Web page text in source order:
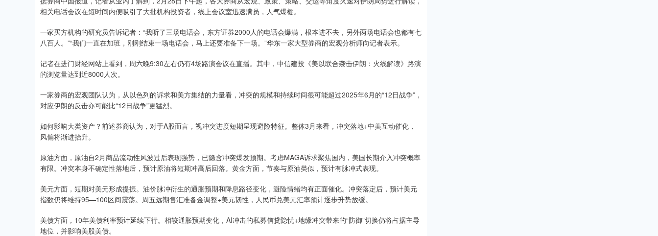
相关电话会议在短时间内便吸引了大批机构投资者，线上会议室迅速满员，人气爆棚。
一家买方机构的研究员告诉记者：“我听了三场电话会，东方证券2000人的电话会爆满，根本进不去，另外两场电话会也都有七
八百人。”“我们一直在加班，刚刚结束一场电话会，马上还要准备下一场。”华东一家大型券商的宏观分析师向记者表示。
记者在进门财经网站上看到，周六晚9:30左右仍有4场路演会议在直播。其中，中信建投《美以联合袭击伊朗：火线解读》路演
的浏览量达到近8000人次。
一家券商的宏观团队认为，从以色列的诉求和美方集结的力量看，冲突的规模和持续时间很可能超过2025年6月的“12日战争”，
对应伊朗的反击亦可能比“12日战争”更猛烈。
如何影响大类资产？前述券商认为，对于A股而言，视冲突进度短期呈现避险特征。整体3月来看，冲突落地+中美互动催化，
风偏将渐进抬升。
原油方面，原油自2月商品流动性风波过后表现强势，已隐含冲突爆发预期。考虑MAGA诉求聚焦国内，美国长期介入冲突概率
有限。冲突本身不确定性落地后，预计原油将短期冲高后回落。黄金方面，节奏与原油类似，预计有脉冲式表现。
美元方面，短期对美元形成提振。油价脉冲衍生的通胀预期和降息路径变化，避险情绪均有正面催化。冲突落定后，预计美元
指数仍将维持95—100区间震荡。周五远期售汇准备金调整+美元韧性，人民币兑美元汇率预计逐步升势放缓。
美债方面，10年美债利率预计延续下行。相较通胀预期变化，AI冲击的私募信贷隐忧+地缘冲突带来的“防御”切换仍将占据主导
地位，并影响美股美债。